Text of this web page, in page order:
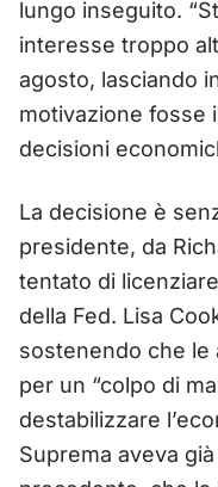
lungo inseguito.
interesse troppo
agosto, lasciando
motivazione fosse
decisioni
La decisione è
presidente, da
tentato di
della Fed. Lisa
sostenendo che le
per un “colpo di
destabilizzare
Suprema aveva